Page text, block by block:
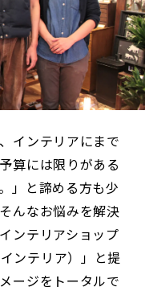
インテリアにまで
算には限りがある
」と諦める方も少
んなお悩みを解決
ンテリアショップ
ンテリア）」と提
ージをトータルで